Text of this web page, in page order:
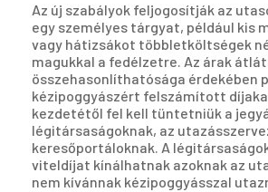
Az új szabályok feljogosítják az
egy személyes tárgyat, például kis
vagy hátizsákot többletköltségek
magukkal a fedélzetre. Az árak
összehasonlíthatósága érdekében
kézipoggyászért felszámított
kezdetétől fel kell tüntetniük a
légitársaságoknak, az
keresőportáloknak. A
viteldíjat kínálhatnak azoknak az
nem kívánnak kézipoggyásszal